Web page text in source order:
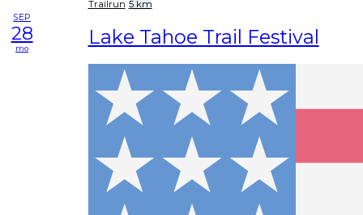
Trailrun 5 km
SEP
28
mo Lake Tahoe Trail Festival